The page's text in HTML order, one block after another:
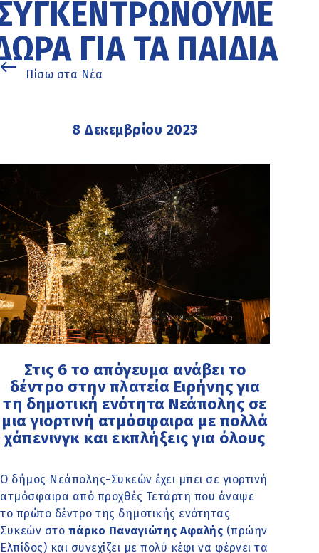
ΓΙΑ ΤΑ ΠΑΙΔΙΆ
Πίσω στα Νέα
8 Δεκεμβρίου 2023
Στις 6 το απόγευμα ανάβει το
δέντρο στην πλατεία Ειρήνης για
τη δημοτική ενότητα Νεάπολης σε
μια γιορτινή ατμόσφαιρα με πολλά
χάπενινγκ και εκπλήξεις για όλους
Ο δήμος Νεάπολης-Συκεών έχει μπει σε γιορτινή
ατμόσφαιρα από προχθές Τετάρτη που άναψε
το πρώτο δέντρο της δημοτικής ενότητας
Συκεών στο πάρκο Παναγιώτης Αφαλής (πρώην
Ελπίδος) και συνεχίζει με πολύ κέφι να φέρνει τα